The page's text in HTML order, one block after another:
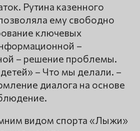
Рутина казенного
ему свободно
ключевых
–
– решение проблемы.
– Что мы делали. –
диалога на основе
видом спорта «Лыжи»